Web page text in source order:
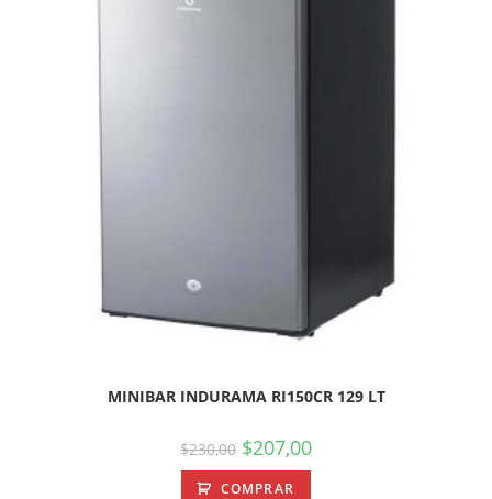
MINIBAR INDURAMA RI150CR 129 LT
$230,00 $207,00
COMPRAR